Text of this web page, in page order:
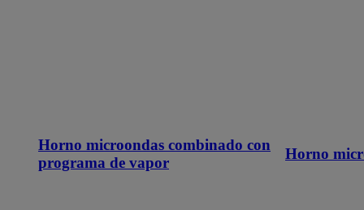
Horno microondas combinado con
programa de vapor
Horno